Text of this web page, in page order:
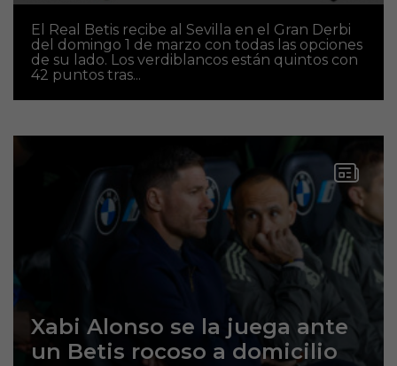
El Real Betis recibe al Sevilla en el Gran Derbi
del domingo 1 de marzo con todas las opciones
de su lado. Los verdiblancos están quintos con
42 puntos tras...
Xabi Alonso se la juega ante
un Betis rocoso a domicilio